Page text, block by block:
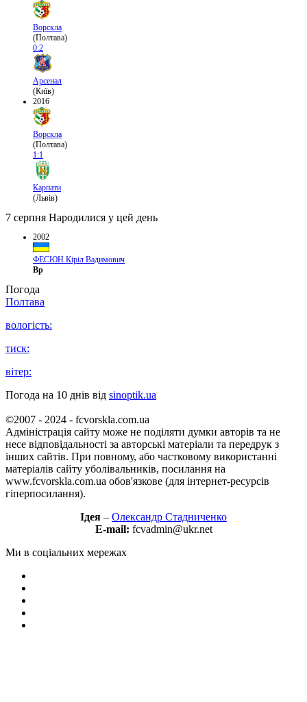
Ворскла
(Полтава)
0:2
Арсенал
(Київ)
2016
Ворскла
(Полтава)
1:1
Карпати
(Львів)
7 серпня Народилися у цей день
2002
ФЕСЮН Кіріл Вадимович
Вр
Погода
Полтава
вологість:
тиск:
вітер:
Погода на 10 днів від sinoptik.ua
©2007 - 2024 - fcvorskla.com.ua
Адміністрація сайту може не поділяти думки авторів та не
несе відповідальності за авторські матеріали та передрук з
інших сайтів. При повному, або частковому використанні
матеріалів сайту уболівальників, посилання на
www.fcvorskla.com.ua обов'язкове (для інтернет-ресурсів
гіперпосилання).
Ідея – Олександр Стадниченко
E-mail: fcvadmin@ukr.net
Ми в соціальних мережах